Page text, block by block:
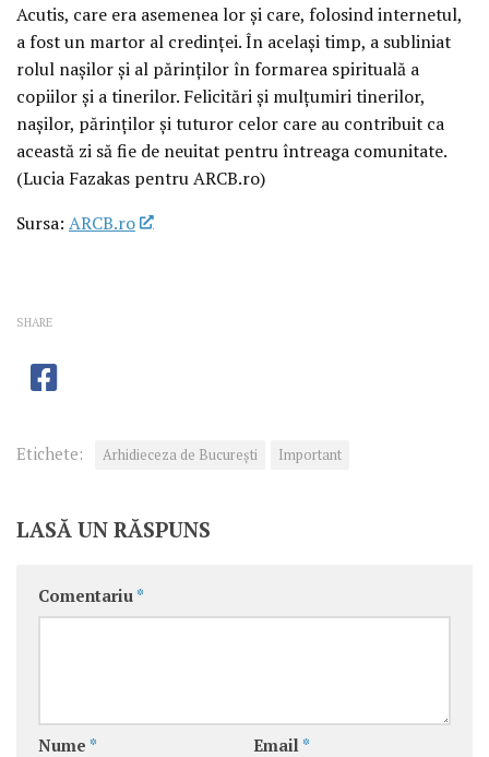
Acutis, care era asemenea lor și care, folosind internetul,
a fost un martor al credinței. În același timp, a subliniat
rolul nașilor și al părinților în formarea spirituală a
copiilor și a tinerilor. Felicitări și mulțumiri tinerilor,
nașilor, părinților și tuturor celor care au contribuit ca
această zi să fie de neuitat pentru întreaga comunitate.
(Lucia Fazakas pentru ARCB.ro)
Sursa: ARCB.ro
SHARE
Etichete: Arhidieceza de București Important
LASĂ UN RĂSPUNS
Comentariu *
Nume * Email *